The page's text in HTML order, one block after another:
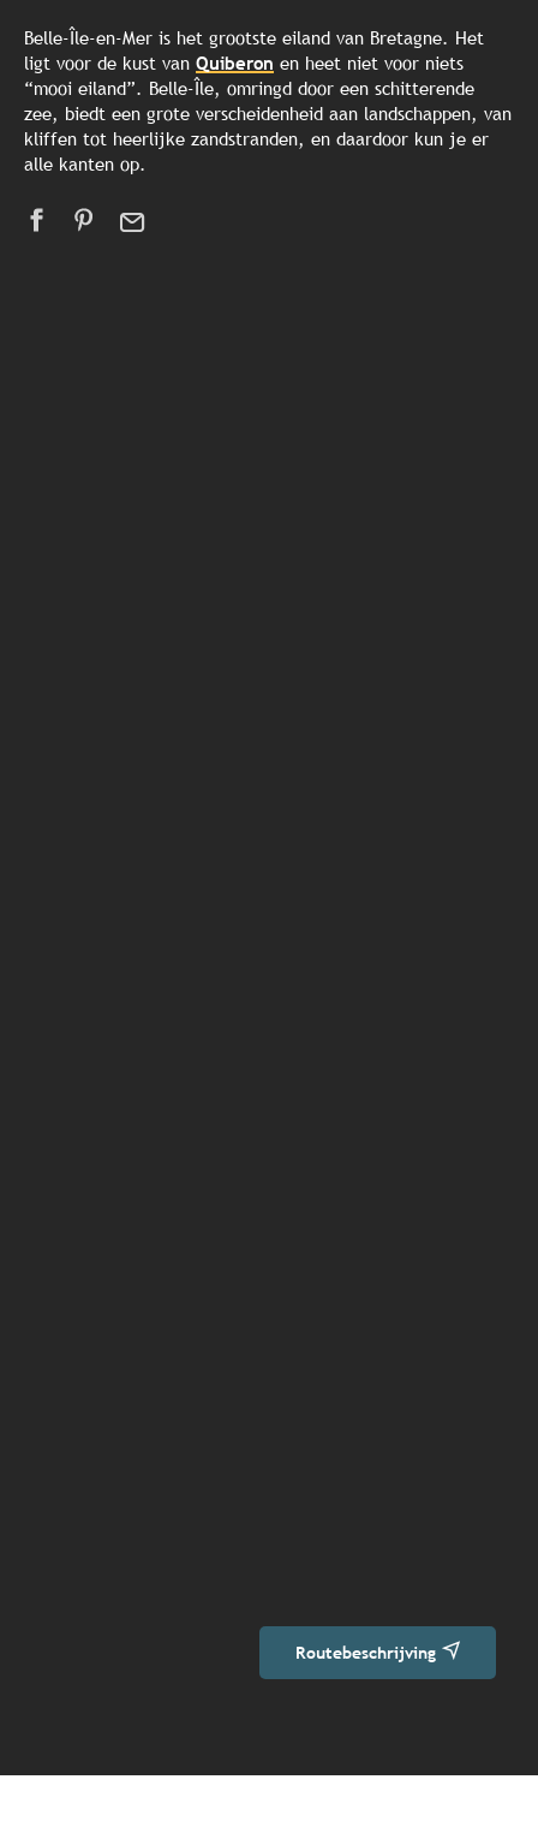
Belle-Île-en-Mer is het grootste eiland van Bretagne. Het
ligt voor de kust van Quiberon en heet niet voor niets
“mooi eiland”. Belle-Île, omringd door een schitterende
zee, biedt een grote verscheidenheid aan landschappen, van
kliffen tot heerlijke zandstranden, en daardoor kun je er
alle kanten op.
Routebeschrijving